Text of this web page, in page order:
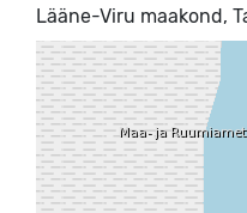
Lääne-Viru maakond,